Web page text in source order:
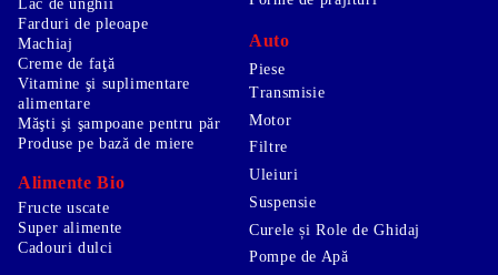
Lac de unghii
Farduri de pleoape
Machiaj
Creme de faţă
Vitamine şi suplimentare
alimentare
Măşti şi şampoane pentru păr
Produse pe bază de miere
Alimente Bio
Fructe uscate
Super alimente
Cadouri dulci
Auto
Piese
Transmisie
Motor
Filtre
Uleiuri
Suspensie
Curele și Role de Ghidaj
Pompe de Apă